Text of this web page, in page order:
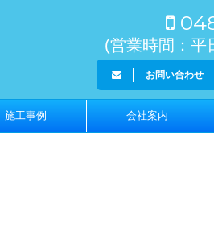
(営業時間：平
お問い合わせ
施工事例 会社案内